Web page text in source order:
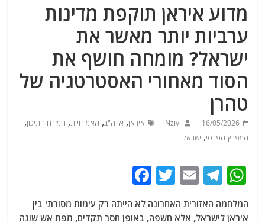
מדוע איראן תוקפת מדינות
ערביות יותר מאשר את
ישראל? מומחה חושף את
הסוד מאחורי האסטרטגיה של
טהרן
16/05/2026
Nziv איראן, ארה"ב, האמירויות, המזרח התיכון,
המפרץ הפרסי, ישראל
W
at
T
e
E
ai
T
w
itt
c
המלחמה האזורית האחרונה לא הייתה רק עימות מסורתי בין
איראן לישראל, אלא חשפה, באופן חסר תקדים, מפת אש שונה